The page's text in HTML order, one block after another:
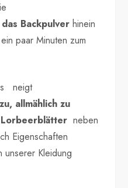
das Backpulver hinein
paar Minuten zum
neigt
allmählich zu
Lorbeerblätter neben
Eigenschaften
unserer Kleidung